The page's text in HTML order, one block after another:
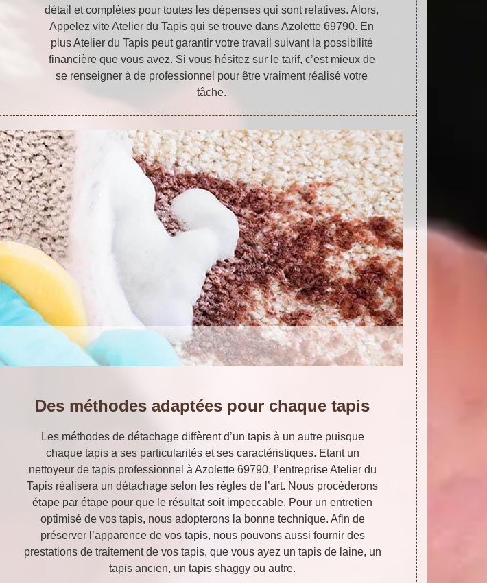
détail et complètes pour toutes les dépenses qui sont relatives. Alors,
Appelez vite Atelier du Tapis qui se trouve dans Azolette 69790. En
plus Atelier du Tapis peut garantir votre travail suivant la possibilité
financière que vous avez. Si vous hésitez sur le tarif, c’est mieux de
se renseigner à de professionnel pour être vraiment réalisé votre
tâche.
Des méthodes adaptées pour chaque tapis
Les méthodes de détachage diffèrent d’un tapis à un autre puisque
chaque tapis a ses particularités et ses caractéristiques. Etant un
nettoyeur de tapis professionnel à Azolette 69790, l’entreprise Atelier du
Tapis réalisera un détachage selon les règles de l’art. Nous procèderons
étape par étape pour que le résultat soit impeccable. Pour un entretien
optimisé de vos tapis, nous adopterons la bonne technique. Afin de
préserver l’apparence de vos tapis, nous pouvons aussi fournir des
prestations de traitement de vos tapis, que vous ayez un tapis de laine, un
tapis ancien, un tapis shaggy ou autre.